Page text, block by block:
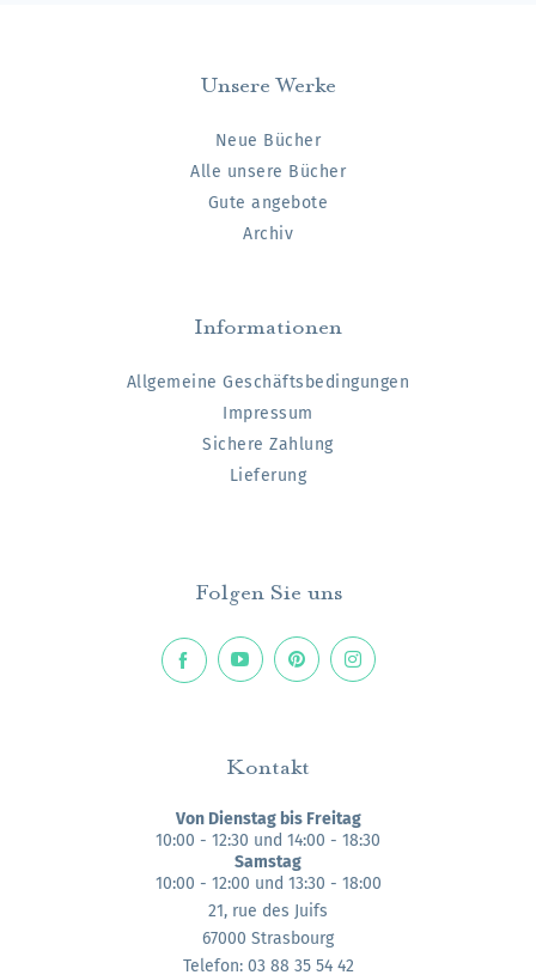
Unsere Werke
Neue Bücher
Alle unsere Bücher
Gute angebote
Archiv
Informationen
Allgemeine Geschäftsbedingungen
Impressum
Sichere Zahlung
Lieferung
Folgen Sie uns
Kontakt
Von Dienstag bis Freitag
10:00 - 12:30 und 14:00 - 18:30
Samstag
10:00 - 12:00 und 13:30 - 18:00
21, rue des Juifs
67000 Strasbourg
Telefon: 03 88 35 54 42